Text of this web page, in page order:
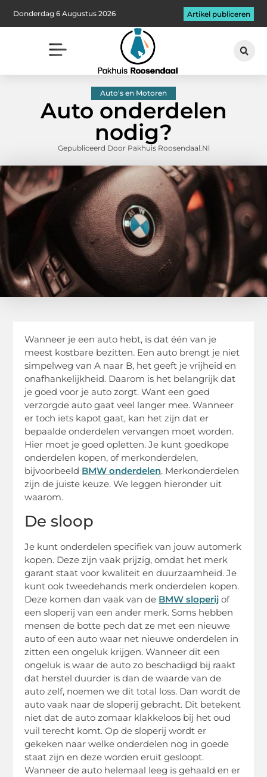
Donderdag 6 Augustus 2026 Artikel publiceren
Auto's en Motoren
Auto onderdelen
nodig?
Gepubliceerd Door Pakhuis Roosendaal.nl
Wanneer je een auto hebt, is dat één van je
meest kostbare bezitten. Een auto brengt je niet
simpelweg van A naar B, het geeft je vrijheid en
onafhankelijkheid. Daarom is het belangrijk dat
je goed voor je auto zorgt. Want een goed
verzorgde auto gaat veel langer mee. Wanneer
er toch iets kapot gaat, kan het zijn dat er
bepaalde onderdelen vervangen moet worden.
Hier moet je goed opletten. Je kunt goedkope
onderdelen kopen, of merkonderdelen,
bijvoorbeeld BMW onderdelen. Merkonderdelen
zijn de juiste keuze. We leggen hieronder uit
waarom.
De sloop
Je kunt onderdelen specifiek van jouw automerk
kopen. Deze zijn vaak prijzig, omdat het merk
garant staat voor kwaliteit en duurzaamheid. Je
kunt ook tweedehands merk onderdelen kopen.
Deze komen dan vaak van de BMW sloperij of
een sloperij van een ander merk. Soms hebben
mensen de botte pech dat ze met een nieuwe
auto of een auto waar net nieuwe onderdelen in
zitten een ongeluk krijgen. Wanneer dit een
ongeluk is waar de auto zo beschadigd bij raakt
dat herstel duurder is dan de waarde van de
auto zelf, noemen we dit total loss. Dan wordt de
auto vaak naar de sloperij gebracht. Dit betekent
niet dat de auto zomaar klakkeloos bij het oud
vuil terecht komt. Op de sloperij wordt er
gekeken naar welke onderdelen nog in goede
staat zijn en deze worden eruit gesloopt.
Wanneer de auto helemaal leeg is gehaald en er